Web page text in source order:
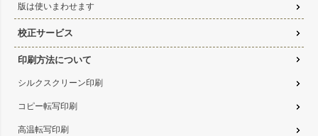
版は使いまわせます
校正サービス
印刷方法について
シルクスクリーン印刷
コピー転写印刷
高温転写印刷